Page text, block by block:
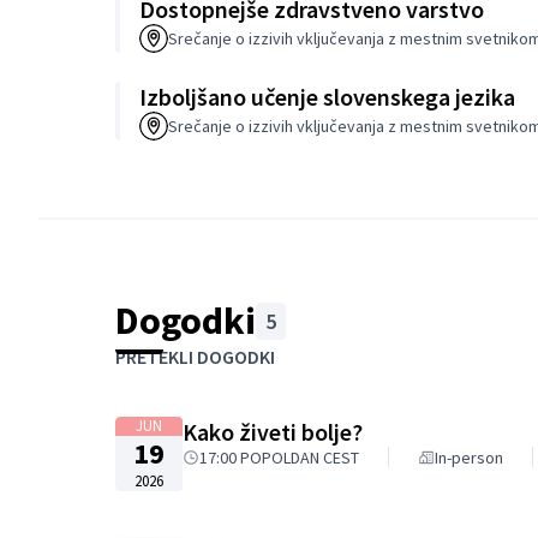
Dostopnejše zdravstveno varstvo
Srečanje o izzivih vključevanja z mestnim
Izboljšano učenje slovenskega jezika
Srečanje o izzivih vključevanja z mestnim
Dogodki 5
Naslednji element je zemljevid, ki prikazuje
Preskoči zemljevid
−
PRETEKLI DOGODKI
JUN
19
2026
Kako živeti bolje?
17:00 POPOLDAN CEST In-person